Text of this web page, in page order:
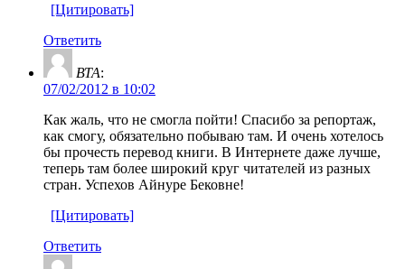
[Цитировать]
Ответить
ВТА:
07/02/2012 в 10:02
Как жаль, что не смогла пойти! Спасибо за репортаж,
как смогу, обязательно побываю там. И очень хотелось
бы прочесть перевод книги. В Интернете даже лучше,
теперь там более широкий круг читателей из разных
стран. Успехов Айнуре Бековне!
[Цитировать]
Ответить